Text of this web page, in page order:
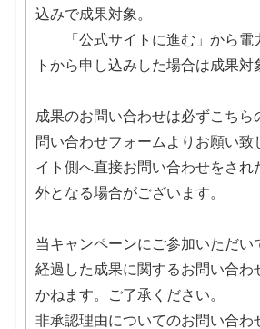
込みで成果対象。
「公式サイトに進む」から電
トから申し込みした場合は成果対
成果のお問い合わせは必ずこちら
問い合わせフォームよりお願い致
イト側へ直接お問い合わせをされ
外となる場合がございます。
当キャンペーンにご参加いただい
経過した成果に関するお問い合わ
かねます。ご了承ください。
非承認理由についてのお問い合わ